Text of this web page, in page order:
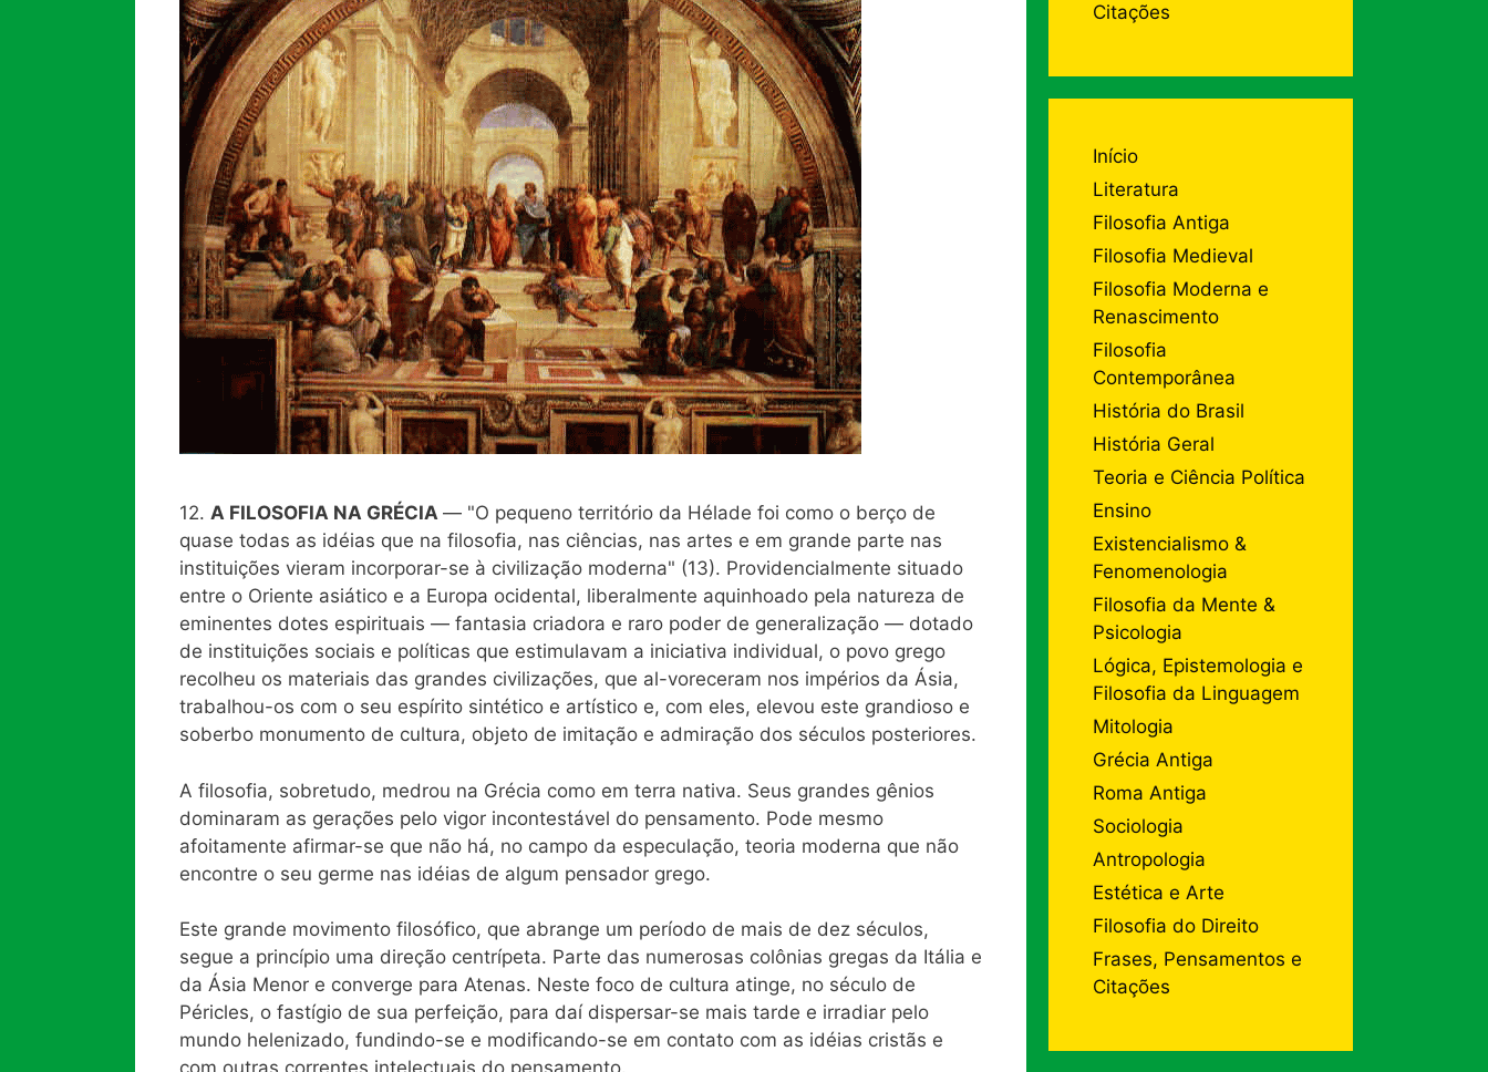
12. A FILOSOFIA NA GRÉCIA — "O pequeno território da Hélade foi como o berço de
quase todas as idéias que na filosofia, nas ciências, nas artes e em grande parte nas
instituições vieram incorporar-se à civilização moderna" (13). Providencialmente situado
entre o Oriente asiático e a Europa ocidental, liberalmente aquinhoado pela natureza de
eminentes dotes espirituais — fantasia criadora e raro poder de generalização — dotado
de instituições sociais e políticas que estimulavam a iniciativa individual, o povo grego
recolheu os materiais das grandes civilizações, que al-voreceram nos impérios da Ásia,
trabalhou-os com o seu espírito sintético e artístico e, com eles, elevou este grandioso e
soberbo monumento de cultura, objeto de imitação e admiração dos séculos posteriores.
A filosofia, sobretudo, medrou na Grécia como em terra nativa. Seus grandes gênios
dominaram as gerações pelo vigor incontestável do pensamento. Pode mesmo
afoitamente afirmar-se que não há, no campo da especulação, teoria moderna que não
encontre o seu germe nas idéias de algum pensador grego.
Este grande movimento filosófico, que abrange um período de mais de dez séculos,
segue a princípio uma direção centrípeta. Parte das numerosas colônias gregas da Itália e
da Ásia Menor e converge para Atenas. Neste foco de cultura atinge, no século de
Péricles, o fastígio de sua perfeição, para daí dispersar-se mais tarde e irradiar pelo
mundo helenizado, fundindo-se e modificando-se em contato com as idéias cristãs e
Citações
Início
Literatura
Filosofia Antiga
Filosofia Medieval
Filosofia Moderna e
Renascimento
Filosofia
Contemporânea
História do Brasil
História Geral
Teoria e Ciência Política
Ensino
Existencialismo &
Fenomenologia
Filosofia da Mente &
Psicologia
Lógica, Epistemologia e
Filosofia da Linguagem
Mitologia
Grécia Antiga
Roma Antiga
Sociologia
Antropologia
Estética e Arte
Filosofia do Direito
Frases, Pensamentos e
Citações